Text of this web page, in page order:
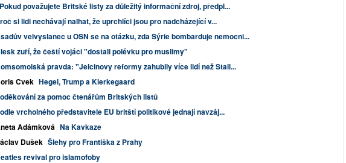
Pokud považujete Britské listy za důležitý informační zdroj, předpl...
si lidi nechávají nalhat, že uprchlíci jsou pro nadcházející v...
velvyslanec u OSN se na otázku, zda Sýrie bombarduje nemocni...
zuří, že čeští vojáci "dostali polévku pro muslimy"
pravda: "Jelcinovy reformy zahubily více lidí než Stali...
Cvek Hegel, Trump a Kierkegaard
za pomoc čtenářům Britských listů
vrcholného představitele EU britští politikové jednají navzáj...
Adámková Na Kavkaze
Dušek Šlehy pro Františka z Prahy
revival pro islamofoby